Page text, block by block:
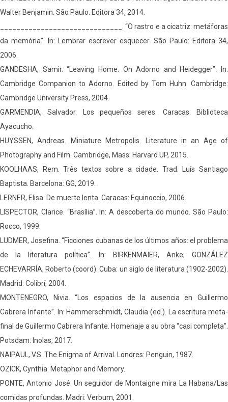
Walter Benjamin. São Paulo: Editora 34, 2014.
______________________________. “O rastro e a cicatriz: metáforas
da memória”. In: Lembrar escrever esquecer. São Paulo: Editora 34,
2006.
GANDESHA, Samir. “Leaving Home. On Adorno and Heidegger”. In:
Cambridge Companion to Adorno. Edited by Tom Huhn. Cambridge:
Cambridge University Press, 2004.
GARMENDIA, Salvador. Los pequeños seres. Caracas: Biblioteca
Ayacucho.
HUYSSEN, Andreas. Miniature Metropolis. Literature in an Age of
Photography and Film. Cambridge, Mass: Harvard UP, 2015.
KOOLHAAS, Rem. Três textos sobre a cidade. Trad. Luís Santiago
Baptista. Barcelona: GG, 2019.
LERNER, Elisa. De muerte lenta. Caracas: Equinoccio, 2006.
LISPECTOR, Clarice. “Brasília”. In: A descoberta do mundo. São Paulo:
Rocco, 1999.
LUDMER, Josefina. “Ficciones cubanas de los últimos años: el problema
de la literatura política”. In: BIRKENMAIER, Anke; GONZÁLEZ
ECHEVARRÍA, Roberto (coord). Cuba: un siglo de literatura (1902-2002).
Madrid: Colibrí, 2004.
MONTENEGRO, Nivia. “Los espacios de la ausencia en Guillermo
Cabrera Infante”. In: Hammerschmidt, Claudia (ed.). La escritura meta-
final de Guillermo Cabrera Infante. Homenaje a su obra “casi completa”.
Potsdam: Inolas, 2017.
NAIPAUL, V.S. The Enigma of Arrival. Londres: Penguin, 1987.
OZICK, Cynthia. Metaphor and Memory.
PONTE, Antonio José. Un seguidor de Montaigne mira La Habana/Las
comidas profundas. Madri: Verbum, 2001.